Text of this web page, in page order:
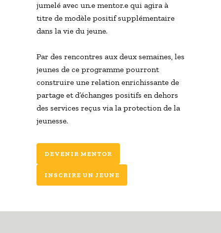
jumelé avec un.e mentor.e qui agira à
titre de modèle positif supplémentaire
dans la vie du jeune.
Par des rencontres aux deux semaines, les
jeunes de ce programme pourront
construire une relation enrichissante de
partage et d’échanges positifs en dehors
des services reçus via la protection de la
jeunesse.
DEVENIR MENTOR
INSCRIRE UN JEUNE